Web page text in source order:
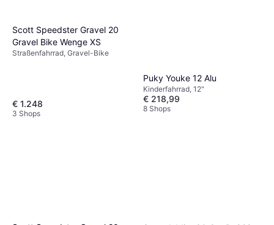
Scott Speedster Gravel 20
Gravel Bike Wenge XS
Straßenfahrrad, Gravel-Bike
€ 1.248
3 Shops
Puky Youke 12 Alu
Kinderfahrrad, 12"
€ 218,99
8 Shops